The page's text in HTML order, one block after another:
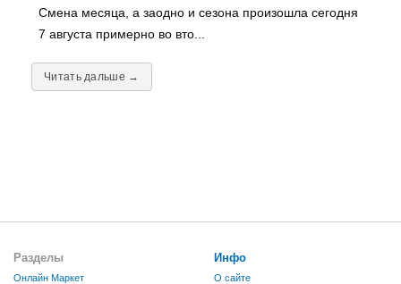
Смена месяца, а заодно и сезона произошла сегодня
7 августа примерно во вто...
Читать дальше →
Разделы
Онлайн Маркет
Инфо
О сайте